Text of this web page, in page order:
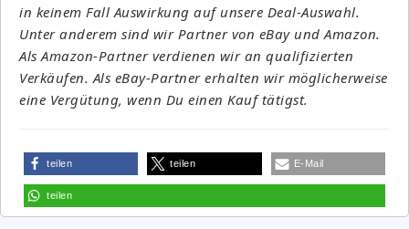
in keinem Fall Auswirkung auf unsere Deal-Auswahl.
Unter anderem sind wir Partner von eBay und Amazon.
Als Amazon-Partner verdienen wir an qualifizierten
Verkäufen. Als eBay-Partner erhalten wir möglicherweise
eine Vergütung, wenn Du einen Kauf tätigst.
teilen teilen E-Mail
teilen